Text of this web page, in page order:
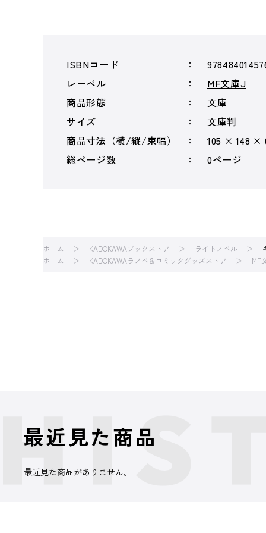
ISBNコード
レーベル
MF文庫J
商品形態
文庫
サイズ
文庫判
商品寸法（横/縦/束幅）
105 × 148 ×
総ページ数
0ページ
ホーム KADOKAWAブックストア ライトノベル
ホーム
KADOKAWAラノベ＆コミックグッズストア MF
最近見た商品
最近見た商品がありません。